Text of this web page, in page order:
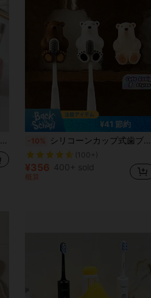
¥41 節約
-10% シリコーンカップ式歯ブラシホルダー、カートゥーン3Dホッキョクグマ壁掛けラック バスルーム収納、歯ブラシ、カミソリ、学校必需品ホルダー
(100+)
¥356 400+ sold
概算